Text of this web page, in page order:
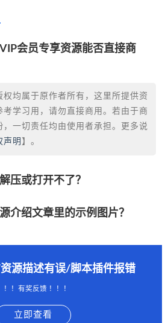
会员专享资源能否直接商
权均属于原作者所有，这里所提供资
考学习用，请勿直接商用。若由于商
，一切责任均由使用者承担。更多说
声明 】。
压或打开不了？
介绍文章里的示例图片？
资源描述有误/脚本插件报错
！！有奖反馈 ！！！
立即查看